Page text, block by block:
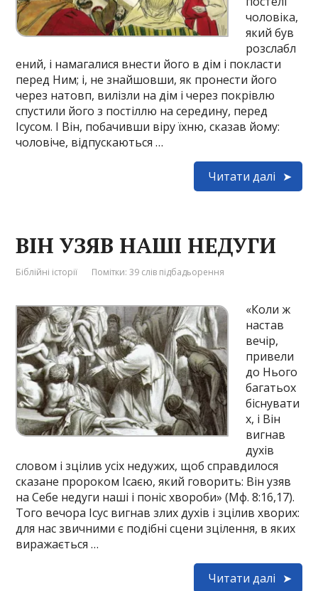
чоловіка,
який був
розслабл
ений, і намагалися внести його в дім і покласти
перед Ним; і, не знайшовши, як пронести його
через натовп, вилізли на дім і через покрівлю
спустили його з постіллю на середину, перед
Ісусом. І Він, побачивши віру їхню, сказав йому:
чоловіче, відпускаються …
Читати далі
ВІН УЗЯВ НАШІ НЕДУГИ
Біблійні історії Помітки:39 слів підбадьорення
«Коли ж
настав
вечір,
привели
до Нього
багатьох
біснувати
х, і Він
вигнав
духів
словом і зцілив усіх недужих, щоб справдилося
сказане пророком Ісаєю, який говорить: Він узяв
на Себе недуги наші і поніс хвороби» (Мф. 8:16,17).
Того вечора Ісус вигнав злих духів і зцілив хворих:
для нас звичними є подібні сцени зцілення, в яких
виражається …
Читати далі